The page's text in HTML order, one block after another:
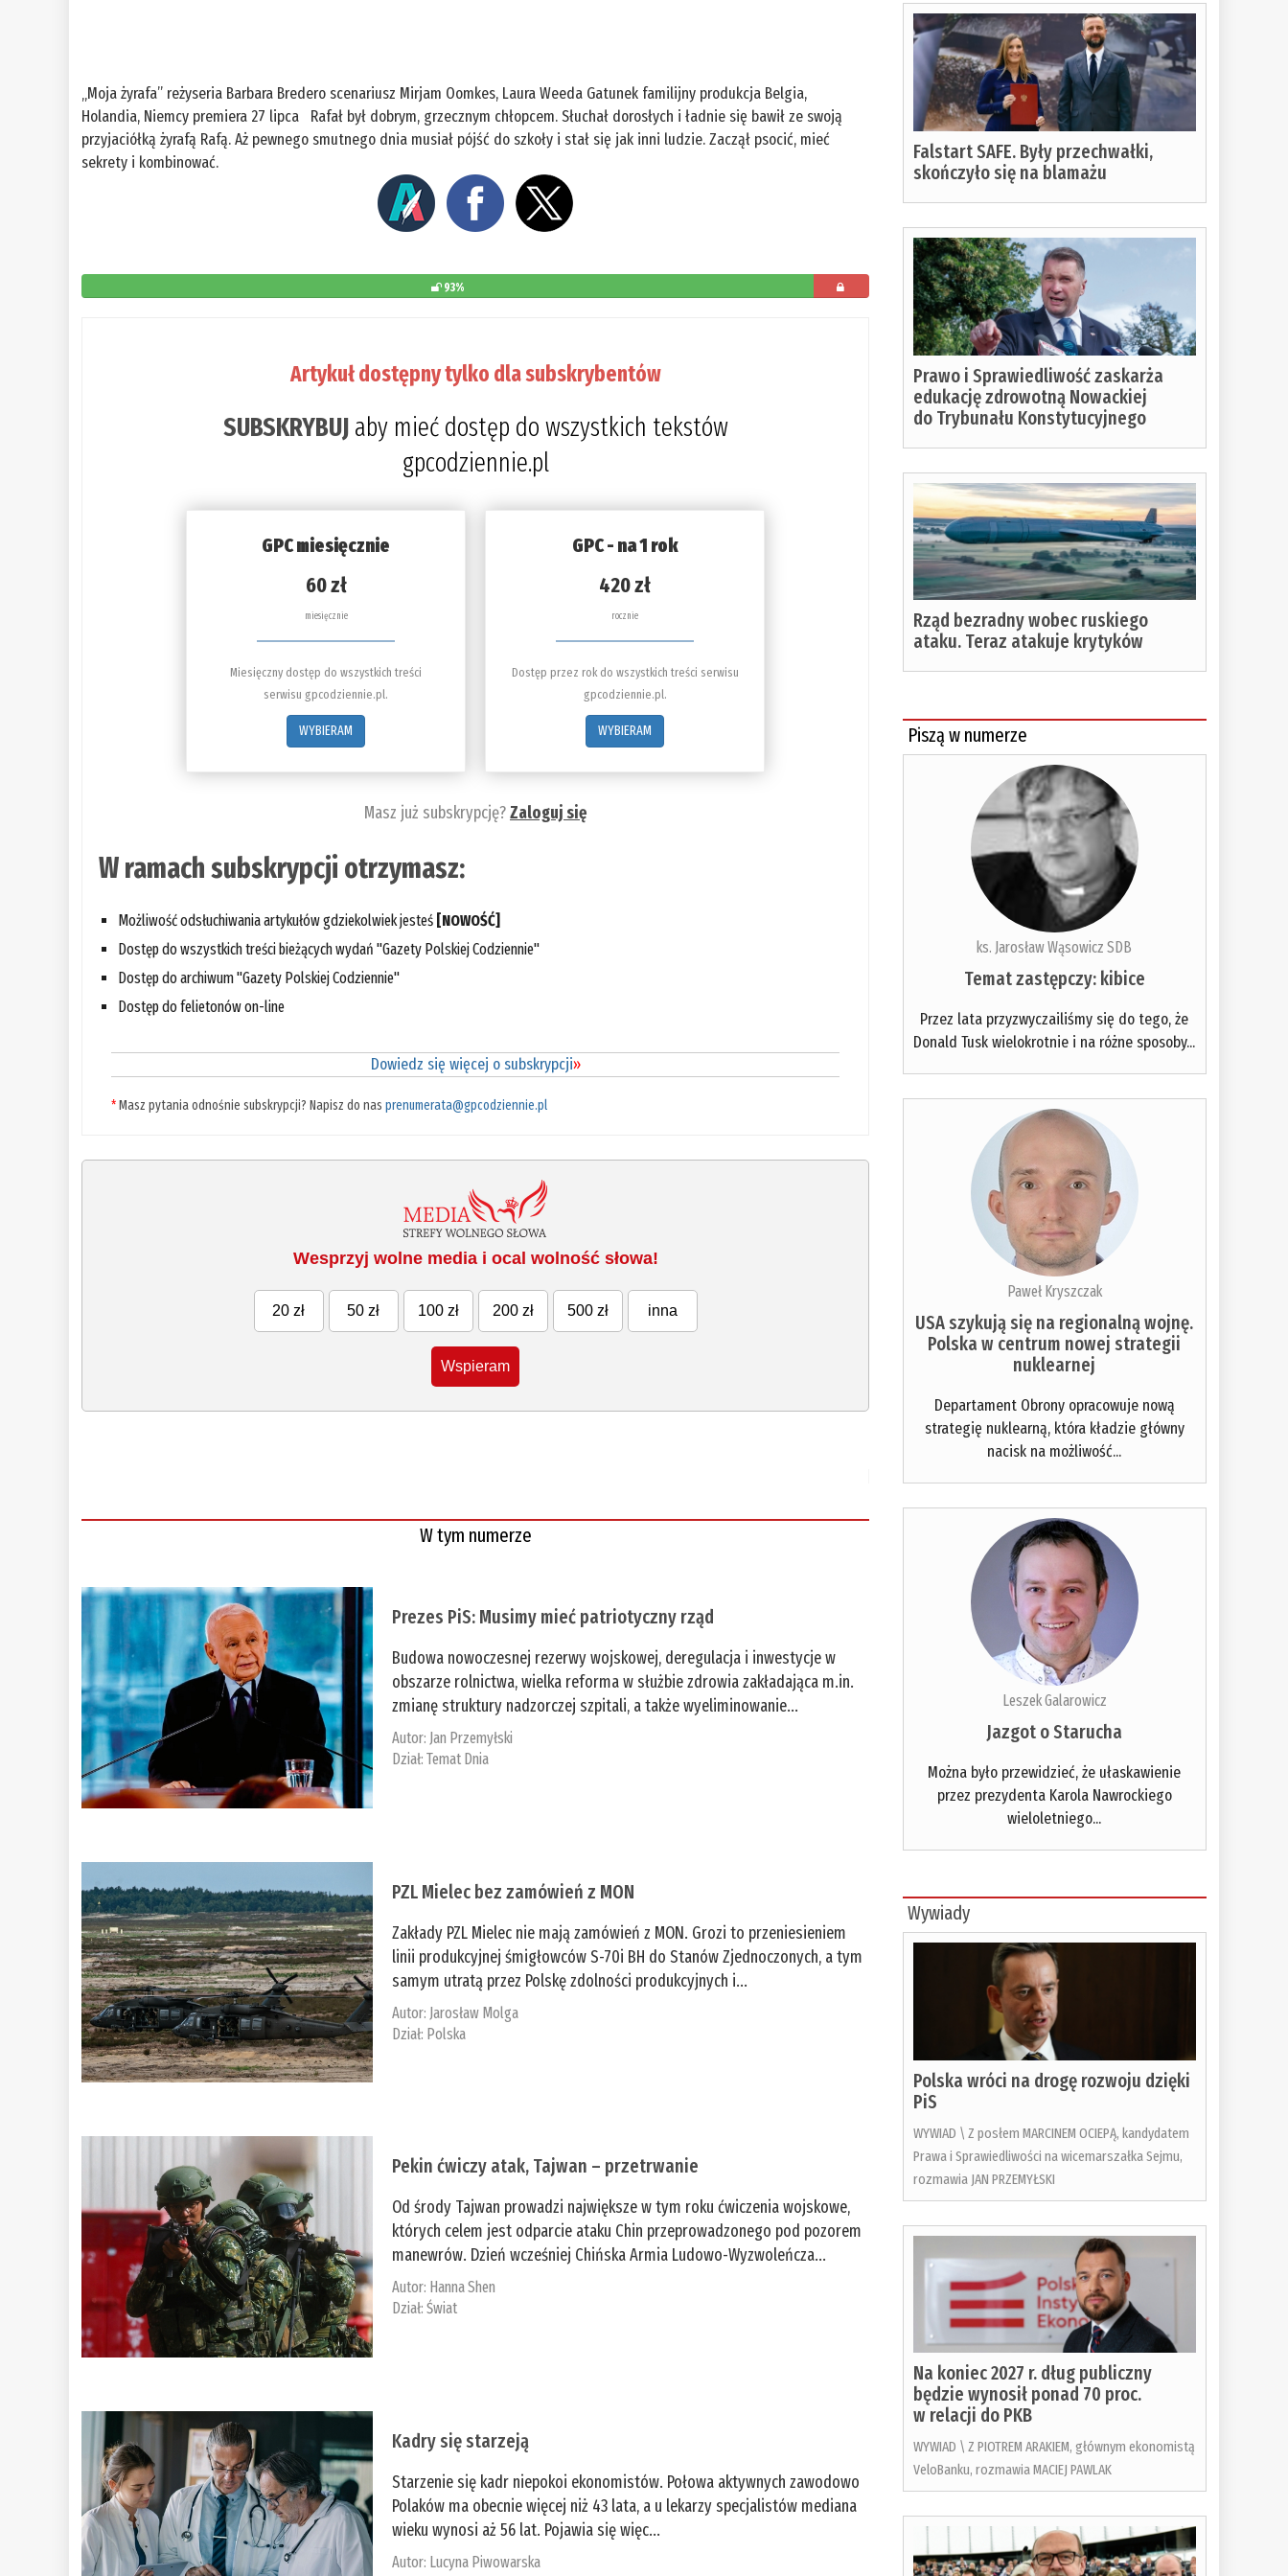
„Moja żyrafa” reżyseria Barbara Bredero scenariusz Mirjam Oomkes, Laura Weeda Gatunek familijny produkcja Belgia,
Holandia, Niemcy premiera 27 lipca Rafał był dobrym, grzecznym chłopcem. Słuchał dorosłych i ładnie się bawił ze swoją
przyjaciółką żyrafą Rafą. Aż pewnego smutnego dnia musiał pójść do szkoły i stał się jak inni ludzie. Zaczął psocić, mieć
sekrety i kombinować.
93%
Artykuł dostępny tylko dla subskrybentów
SUBSKRYBUJaby mieć dostęp do wszystkich tekstów
gpcodziennie.pl
GPC miesięcznie
60 zł
miesięcznie
Miesięczny dostęp do wszystkich treści
serwisu gpcodziennie.pl.
WYBIERAM
GPC - na 1 rok
420 zł
rocznie
Dostęp przez rok do wszystkich treści serwisu
gpcodziennie.pl.
WYBIERAM
Masz już subskrypcję?Zaloguj się
W ramach subskrypcji otrzymasz:
Możliwość odsłuchiwania artykułów gdziekolwiek jesteś [NOWOŚĆ]
Dostęp do wszystkich treści bieżących wydań "Gazety Polskiej Codziennie"
Dostęp do archiwum "Gazety Polskiej Codziennie"
Dostęp do felietonów on-line
Dowiedz się więcej o subskrypcji»
*Masz pytania odnośnie subskrypcji? Napisz do nasprenumerata@gpcodziennie.pl
Wesprzyj wolne media i ocal wolność słowa!
20 zł 50 zł 100 zł 200 zł 500 zł inna
Wspieram
W tym numerze
Prezes PiS: Musimy mieć patriotyczny rząd
Budowa nowoczesnej rezerwy wojskowej, deregulacja i inwestycje w
obszarze rolnictwa, wielka reforma w służbie zdrowia zakładająca m.in.
zmianę struktury nadzorczej szpitali, a także wyeliminowanie...
Autor: Jan Przemyłski
Dział:Temat Dnia
PZL Mielec bez zamówień z MON
Zakłady PZL Mielec nie mają zamówień z MON. Grozi to przeniesieniem
linii produkcyjnej śmigłowców S-70i BH do Stanów Zjednoczonych, a tym
samym utratą przez Polskę zdolności produkcyjnych i...
Autor: Jarosław Molga
Dział: Polska
Pekin ćwiczy atak, Tajwan – przetrwanie
Od środy Tajwan prowadzi największe w tym roku ćwiczenia wojskowe,
których celem jest odparcie ataku Chin przeprowadzonego pod pozorem
manewrów. Dzień wcześniej Chińska Armia Ludowo-Wyzwoleńcza...
Autor: ­Hanna Shen
Dział:Świat
Kadry się starzeją
Starzenie się kadr niepokoi ekonomistów. Połowa aktywnych zawodowo
Polaków ma obecnie więcej niż 43 lata, a u lekarzy specjalistów mediana
wieku wynosi aż 56 lat. Pojawia się więc...
Autor: Lucyna Piwowarska
Falstart SAFE. Były przechwałki,
skończyło się na blamażu
Prawo i Sprawiedliwość zaskarża
edukację zdrowotną Nowackiej
do Trybunału Konstytucyjnego
Rząd bezradny wobec ruskiego
ataku. Teraz atakuje krytyków
Piszą w numerze
ks. Jarosław Wąsowicz SDB
Temat zastępczy: kibice
Przez lata przyzwyczailiśmy się do tego, że
Donald Tusk wielokrotnie i na różne sposoby...
Paweł Kryszczak
USA szykują się na regionalną wojnę.
Polska w centrum nowej strategii
nuklearnej
Departament Obrony opracowuje nową
strategię nuklearną, która kładzie główny
nacisk na możliwość...
Leszek Galarowicz
Jazgot o Starucha
Można było przewidzieć, że ułaskawienie
przez prezydenta Karola Nawrockiego
wieloletniego...
Wywiady
Polska wróci na drogę rozwoju dzięki
PiS
WYWIAD \ Z posłem MARCINEM OCIEPĄ, kandydatem
Prawa i Sprawiedliwości na wicemarszałka Sejmu,
rozmawia JAN PRZEMYŁSKI
Na koniec 2027 r. dług publiczny
będzie wynosił ponad 70 proc.
w relacji do PKB
WYWIAD \ Z PIOTREM ARAKIEM, głównym ekonomistą
VeloBanku, rozmawia MACIEJ PAWLAK